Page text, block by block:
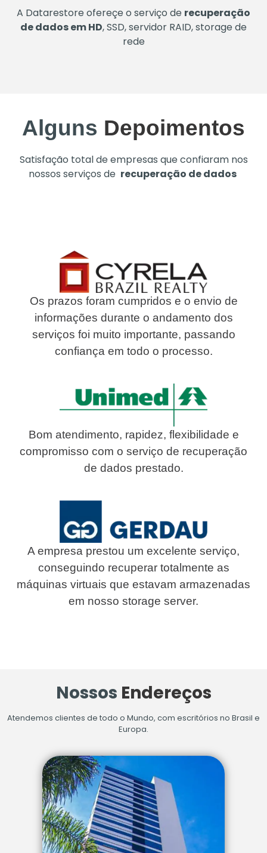
A Datarestore ofereçe o serviço de recuperação
de dados em HD, SSD, servidor RAID, storage de
rede
Alguns Depoimentos
Satisfação total de empresas que confiaram nos
nossos serviços de recuperação de dados
Os prazos foram cumpridos e o envio de
informações durante o andamento dos
serviços foi muito importante, passando
confiança em todo o processo.
Bom atendimento, rapidez, flexibilidade e
compromisso com o serviço de recuperação
de dados prestado.
A empresa prestou um excelente serviço,
conseguindo recuperar totalmente as
máquinas virtuais que estavam armazenadas
em nosso storage server.
Nossos Endereços
Atendemos clientes de todo o Mundo, com escritórios no Brasil e
Europa.